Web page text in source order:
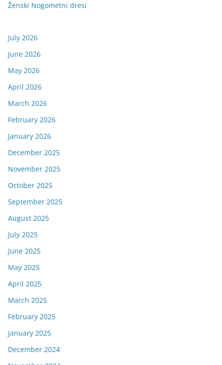
Ženski Nogometni dresi
July 2026
June 2026
May 2026
April 2026
March 2026
February 2026
January 2026
December 2025
November 2025
October 2025
September 2025
August 2025
July 2025
June 2025
May 2025
April 2025
March 2025
February 2025
January 2025
December 2024